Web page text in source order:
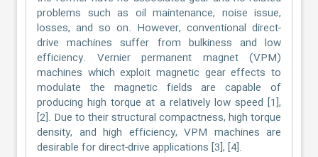
problems such as oil maintenance, noise issue,
losses, and so on. However, conventional direct-
drive machines suffer from bulkiness and low
efficiency. Vernier permanent magnet (VPM)
machines which exploit magnetic gear effects to
modulate the magnetic fields are capable of
producing high torque at a relatively low speed [1],
[2]. Due to their structural compactness, high torque
density, and high efficiency, VPM machines are
desirable for direct-drive applications [3], [4].